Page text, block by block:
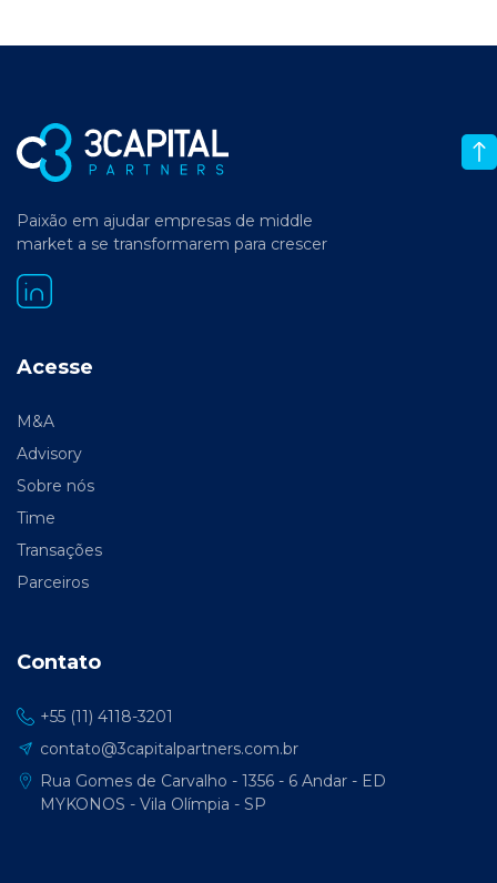
Paixão em ajudar empresas de middle
market a se transformarem para crescer
Acesse
M&A
Advisory
Sobre nós
Time
Transações
Parceiros
Contato
+55 (11) 4118-3201
contato@3capitalpartners.com.br
Rua Gomes de Carvalho - 1356 - 6 Andar - ED
MYKONOS - Vila Olímpia - SP